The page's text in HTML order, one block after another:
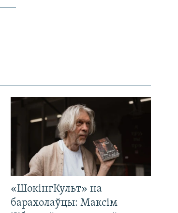
«ШокінгКульт» на
барахолаўцы: Максім